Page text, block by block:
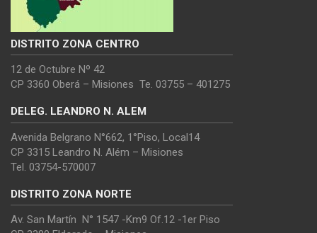
DISTRITO ZONA CENTRO
12 de Octubre Nº 42
CP 3360 Oberá – Misiones Te. 03755 – 401275
DELEG. LEANDRO N. ALEM
Avenida Belgrano N°662, 1°Piso, Local14
CP 3315 Leandro N. Além – Misiones
Tel. 03754-570007
DISTRITO ZONA NORTE
Av. San Martín N° 1547 -Km9 Of.12 -1er Piso